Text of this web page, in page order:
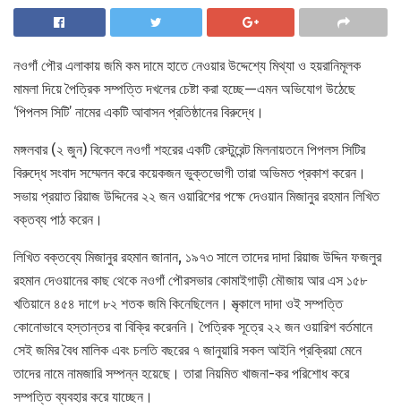
নওগাঁ পৌর এলাকায় জমি কম দামে হাতে নেওয়ার উদ্দেশ্যে মিথ্যা ও হয়রানিমূলক
মামলা দিয়ে পৈত্রিক সম্পত্তি দখলের চেষ্টা করা হচ্ছে—এমন অভিযোগ উঠেছে
‘পিপলস সিটি’ নামের একটি আবাসন প্রতিষ্ঠানের বিরুদ্ধে।
মঙ্গলবার (২ জুন) বিকেলে নওগাঁ শহরের একটি রেস্টুরেন্ট মিলনায়তনে পিপলস সিটির
বিরুদ্ধে সংবাদ সম্মেলন করে কয়েকজন ভুক্তভোগী তারা অভিমত প্রকাশ করেন।
সভায় প্রয়াত রিয়াজ উদ্দিনের ২২ জন ওয়ারিশের পক্ষে দেওয়ান মিজানুর রহমান লিখিত
বক্তব্য পাঠ করেন।
লিখিত বক্তব্যে মিজানুর রহমান জানান, ১৯৭৩ সালে তাদের দাদা রিয়াজ উদ্দিন ফজলুর
রহমান দেওয়ানের কাছ থেকে নওগাঁ পৌরসভার কোমাইগাড়ী মৌজায় আর এস ১৫৮
খতিয়ানে ৪৫৪ দাগে ৮২ শতক জমি কিনেছিলেন। মৃত্‍কালে দাদা ওই সম্পত্তি
কোনোভাবে হস্তান্তর বা বিক্রি করেননি। পৈত্রিক সূত্রে ২২ জন ওয়ারিশ বর্তমানে
সেই জমির বৈধ মালিক এবং চলতি বছরের ৭ জানুয়ারি সকল আইনি প্রক্রিয়া মেনে
তাদের নামে নামজারি সম্পন্ন হয়েছে। তারা নিয়মিত খাজনা-কর পরিশোধ করে
সম্পত্তি ব্যবহার করে যাচ্ছেন।